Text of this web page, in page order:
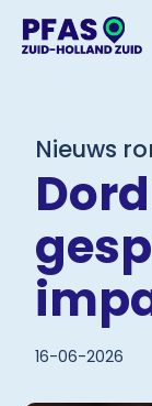
Nieuws
16-06-2026